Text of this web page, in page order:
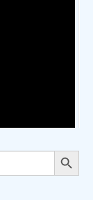
Search Button